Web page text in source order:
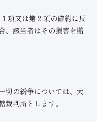
項又は第２項の確約に反
、該当者はその損害を賠
切の紛争については、大
判所とします。